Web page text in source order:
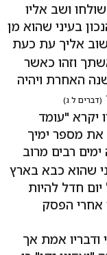
ושב אליו
בעיני שהוא מן
אליך עת כעת
וזהו כאשר
האחרת ויהיה
(דברים ל ג)
יקרא "עומד
את מספר ימיך
ימים רבים מרוב
שהוא כבא בארץ
חדל להיות
אחרי הפסק
ודבריו אמת אך